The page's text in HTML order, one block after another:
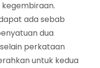
ada sebab
dua
perkataan
untuk kedua